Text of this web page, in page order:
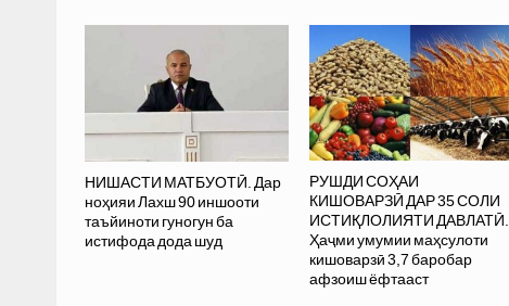
НИШАСТИ МАТБУОТӢ. Дар
ноҳияи Лахш 90 иншооти
таъйиноти гуногун ба
истифода дода шуд
РУШДИ СОҲАИ
КИШОВАРЗӢ ДАР 35 СОЛИ
ИСТИҚЛОЛИЯТИ ДАВЛАТӢ.
Ҳаҷми умумии маҳсулоти
кишоварзӣ 3,7 баробар
афзоиш ёфтааст